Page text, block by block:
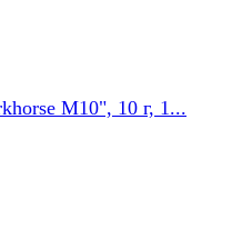
M10", 10 г, 1...